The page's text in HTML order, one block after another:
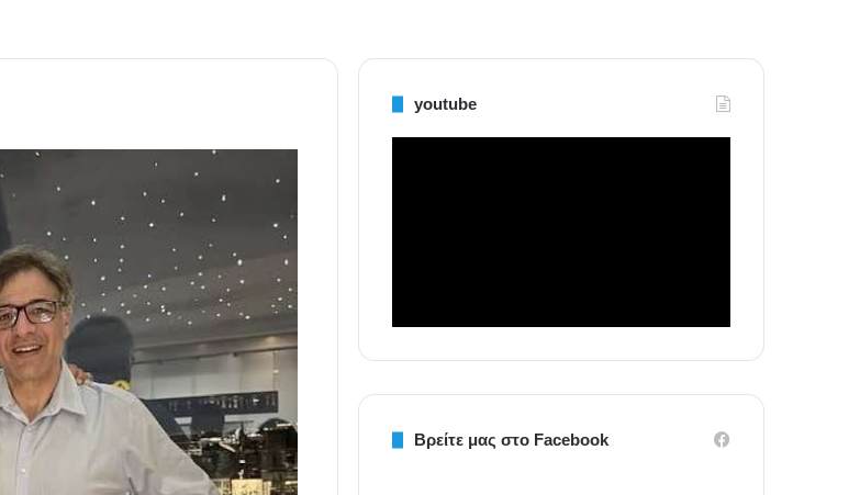
youtube
Βρείτε μας στο Facebook